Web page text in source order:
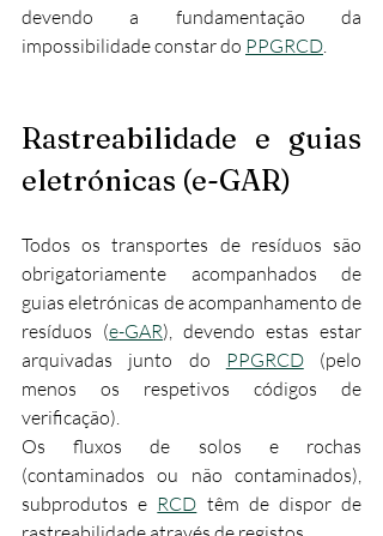
devendo a fundamentação da
impossibilidade constar do PPGRCD.​
Rastreabilidade e guias
eletrónicas (e-GAR)
Todos os transportes de resíduos são
obrigatoriamente acompanhados de
guias eletrónicas de acompanhamento de
resíduos (e-GAR), devendo estas estar
arquivadas junto do
PPGRCD (pelo
menos os respetivos códigos de
verificação).​
Os fluxos de solos e rochas
(contaminados ou não contaminados),
subprodutos e RCD têm de dispor de